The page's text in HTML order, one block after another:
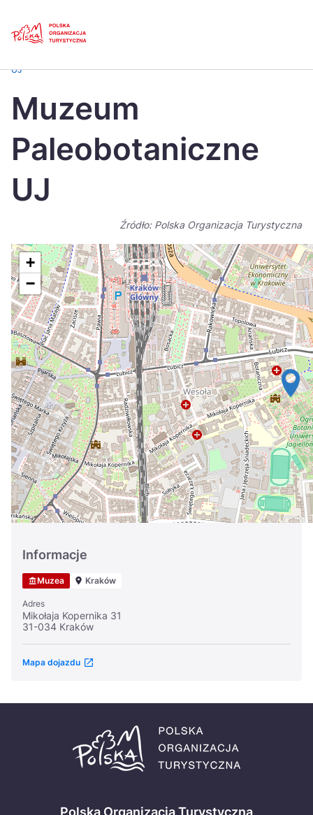
Česká
Dansk
Italiano
日本
Português
Suomi
Україна
Zamknij
UJ
Muzeum
Paleobotaniczne
UJ
Źródło: Polska Organizacja Turystyczna
+
−
Informacje
Muzea Kraków
Adres
Mikołaja Kopernika 31
31-034 Kraków
Mapa dojazdu
Polska Organizacja Turystyczna